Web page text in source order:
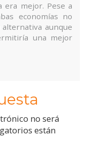
era mejor. Pese a
economías no
aunque
una mejor
no será
están